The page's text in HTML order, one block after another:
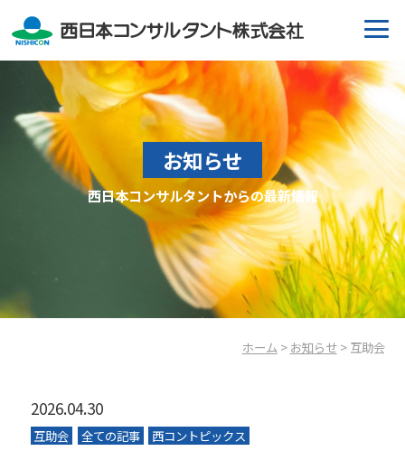
お知らせ
西日本コンサルタントからの最新情報
ホーム> お知らせ> 互助会
2026.04.30
互助会 全ての記事 西コントピックス